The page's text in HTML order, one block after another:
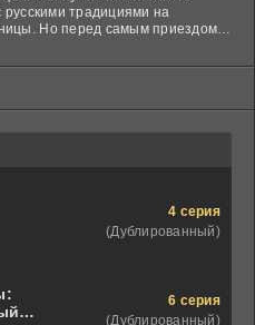
русскими традициями на
Но перед самым приездом
4 серия
(Дублированный)
6 серия
(Дублированный)